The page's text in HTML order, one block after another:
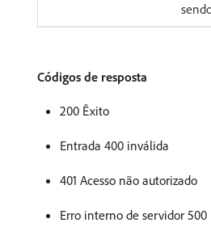
Códigos de resposta
200 Êxito
Entrada 400 inválida
401 Acesso não autorizado
Erro interno de servidor 500